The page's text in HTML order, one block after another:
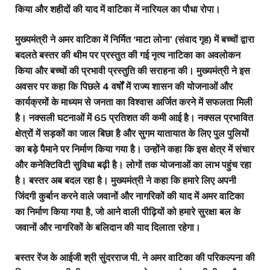
किया और शहीदों की याद में वाटिका में नारियल का पौधा रोपा।
मुख्यमंत्री ने अमर वाटिका में निर्मित ‘माटा लोना’ (संवाद गृह) में बच्चों द्वारा
बदलते बस्तर की थीम पर प्रस्तुत की गई नृत्य नाटिका का अवलोकन
किया और बच्चों की प्रभावी प्रस्तुति की सराहना की। मुख्यमंत्री ने इस
अवसर पर कहा कि पिछले 4 वर्षों में राज्य शासन की योजनाओं और
कार्यक्रमों के माध्यम से जनता का विश्वास अर्जित करने में सफलता मिली
है। नक्सली घटनाओं में 65 प्रतिशत की कमी आई है। नक्सल प्रभावित
क्षेत्रों में सड़कों का जाल बिछा है और सुगम यातायात के लिए पुल पुलियों
का बड़े पैमाने पर निर्माण किया गया है। उन्होंने कहा कि इस क्षेत्र में संचार
और कनेक्टिविटी सुविधा बढ़ी है। लोगों तक योजनाओं का लाभ पहुंच रहा
है। बस्तर अब बदल रहा है। मुख्यमंत्री ने कहा कि हमारे लिए अपनी
जिंदगी कुर्बान करने वाले जवानों और नागरिकों की याद में अमर वाटिका
का निर्माण किया गया है, जो आने वाली पीढ़ियों को हमारे सुरक्षा बल के
जवानों और नागरिकों के बलिदान की याद दिलाता रहेगा।
बस्तर रेंज के आईजी श्री सुंदरराज पी. ने अमर वाटिका की परिकल्पना की